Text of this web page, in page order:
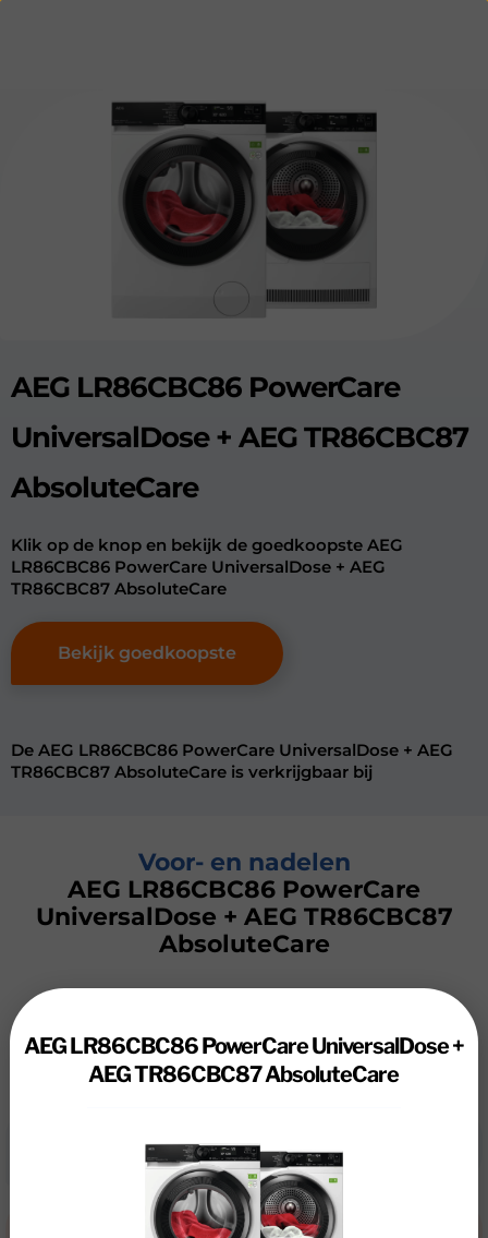
AEG LR86CBC86 PowerCare
UniversalDose + AEG TR86CBC87
AbsoluteCare
Klik op de knop en bekijk de goedkoopste AEG
LR86CBC86 PowerCare UniversalDose + AEG
TR86CBC87 AbsoluteCare
Bekijk goedkoopste
De AEG LR86CBC86 PowerCare UniversalDose + AEG
TR86CBC87 AbsoluteCare is verkrijgbaar bij
Voor- en nadelen
AEG LR86CBC86 PowerCare
UniversalDose + AEG TR86CBC87
AbsoluteCare
TR86CBC87 AbsoluteCare zijn: energielabel en .
AEG LR86CBC86 PowerCare UniversalDose +
AEG TR86CBC87 AbsoluteCare